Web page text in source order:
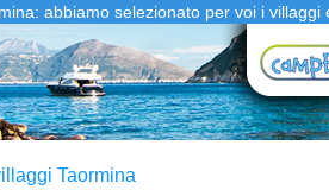
abbiamo selezionato per voi i villaggi
Taormina